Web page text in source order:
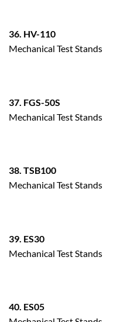
36. HV-110
Mechanical Test Stands
37. FGS-50S
Mechanical Test Stands
38. TSB100
Mechanical Test Stands
39. ES30
Mechanical Test Stands
40. ES05